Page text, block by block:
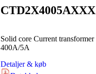
CTD2X4005AXXX
Solid core Current transformer
400A/5A
Detaljer & køb